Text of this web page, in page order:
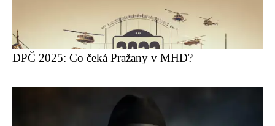
DPČ 2025: Co čeká Pražany v MHD?